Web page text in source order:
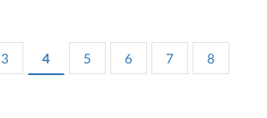
3 4 5 6 7 8